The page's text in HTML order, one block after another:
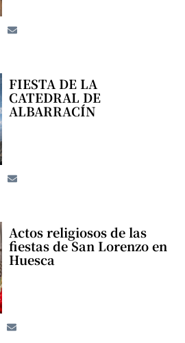
FIESTA DE LA
CATEDRAL DE
ALBARRACÍN
Actos religiosos de las
fiestas de San Lorenzo en
Huesca